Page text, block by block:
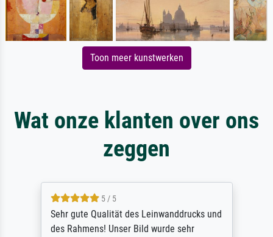
Toon meer kunstwerken
Wat onze klanten over ons
zeggen
5 / 5
Sehr gute Qualität des Leinwanddrucks und
des Rahmens! Unser Bild wurde sehr